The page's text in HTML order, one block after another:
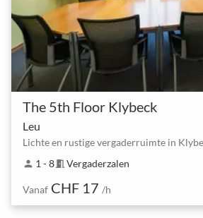
The 5th Floor Klybeck
Leu
person 1 - 8meeting_room Vergaderzalen
Vanaf CHF 17 /h